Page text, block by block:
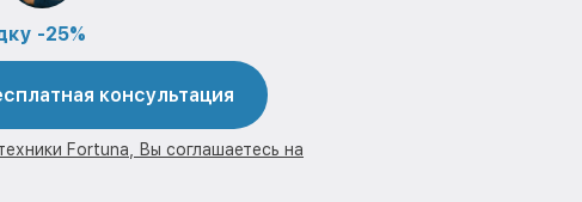
-25%
консультация
Fortuna, Вы соглашаетесь на